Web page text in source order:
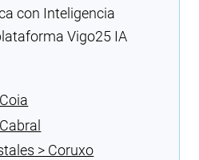
con Inteligencia
Vigo25 IA
> Coruxo